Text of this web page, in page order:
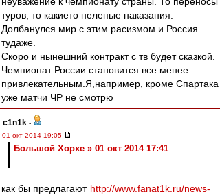
туров, то какието нелепые наказания.
Долбанулся мир с этим расизмом и Россия
тудаже.
Скоро и нынешний контракт с тв будет сказкой.
Чемпионат России становится все менее
привлекательным.Я,например, кроме Спартака
уже матчи ЧР не смотрю
c1n1k -
01 окт 2014 19:05
Большой Хорхе » 01 окт 2014 17:41
как бы предлагают http://www.fanat1k.ru/news-